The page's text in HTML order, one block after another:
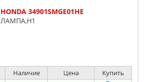
HONDA 34901SMGE01HE
ЛАМПА,H1
Наличие Цена Купить